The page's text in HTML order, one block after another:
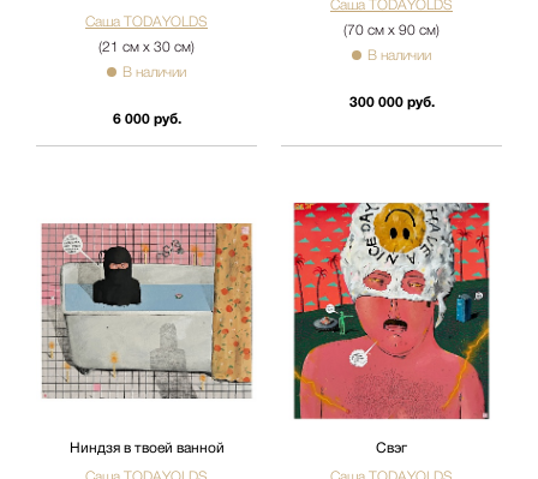
Саша TODAYOLDS
(21 см х 30 см)
В наличии
6 000 руб.
Саша TODAYOLDS
(70 см х 90 см)
В наличии
300 000 руб.
Ниндзя в твоей ванной
Свэг